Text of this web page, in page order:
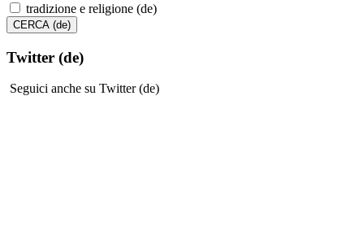
tradizione e religione (de)
Twitter (de)
Seguici anche su Twitter (de)